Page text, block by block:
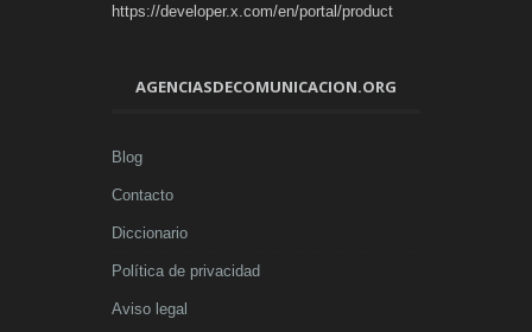
https://developer.x.com/en/portal/product
AGENCIASDECOMUNICACION.ORG
Blog
Contacto
Diccionario
Política de privacidad
Aviso legal